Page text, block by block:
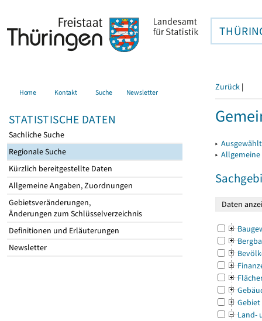
Home Kontakt Suche Newsletter
STATISTISCHE DATEN
Sachliche Suche
Regionale Suche
Kürzlich bereitgestellte Daten
Allgemeine Angaben, Zuordnungen
Gebietsveränderungen,
Änderungen zum Schlüsselverzeichnis
Definitionen und Erläuterungen
Newsletter
Zurück |
▸
▸
Gebiet
Land-